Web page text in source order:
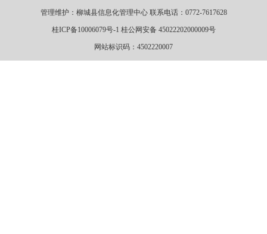
管理维护：柳城县信息化管理中心 联系电话：0772-7617628
桂ICP备10006079号-1 桂公网安备 45022202000009号
网站标识码：4502220007